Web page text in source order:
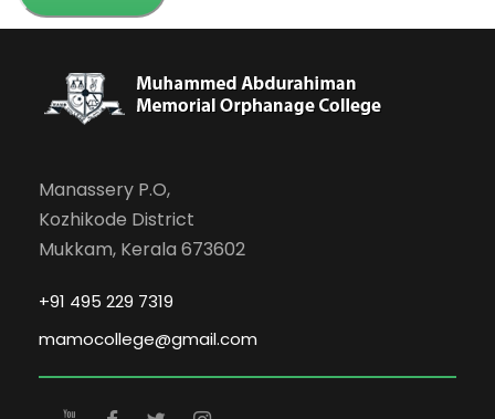
Manassery P.O,
Kozhikode District
Mukkam, Kerala 673602
+91 495 229 7319
mamocollege@gmail.com